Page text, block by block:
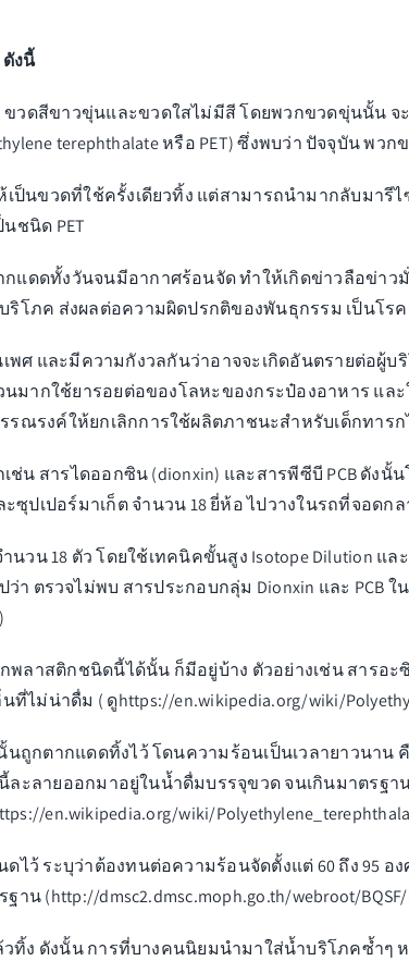
งนี้
ดสีขาวขุ่นและขวดใสไม่มีสี โดยพวกขวดขุ่นนั้น จ
terephthalate หรือ PET) ซึ่งพบว่า ปัจจุบัน พวก
ป็นขวดที่ใช้ครั้งเดียวทิ้ง แต่สามารถนำมากลับมารี
ชนิด PET
แดดทั้งวันจนมีอากาศร้อนจัด ทำให้เกิดข่าวลือข่
โภค ส่งผลต่อความผิดปรกติของพันธุกรรม เป็นโรค
พศ และมีความกังวลกันว่าอาจจะเกิดอันตรายต่อผู้
นมากใช้ยารอยต่อของโลหะของกระป๋องอาหาร แ
รณรงค์ให้ยกเลิกการใช้ผลิตภาชนะสำหรับเด็กทาร
ช่น สารไดออกซิน (dionxin) และสารพีซีบี PCB ดั
ปอร์มาเก็ต จํานวน 18 ยี่ห้อ ไปวางในรถที่จอดกล
วน 18 ตัว โดยใช้เทคนิคขั้นสูง Isotope Dilution แล
ว่า ตรวจไม่พบ สารประกอบกลุ่ม Dionxin และ PCB
)
พลาสติกชนิดนี้ได้นั้น ก็มีอยู่บ้าง ตัวอย่างเช่น สารอ
ที่ไม่น่าดื่ม ( ดูhttps://en.wikipedia.org/wiki/
กตากแดดทิ้งไว้ โดนความร้อนเป็นเวลายาวนาน
ละลายออกมาอยู่ในน้ำดื่มบรรจุขวด จนเกินมาตร
en.wikipedia.org/wiki/
ระบุว่าต้องทนต่อความร้อนจัดตั้งแต่ 60 ถึง 95 อง
ฐาน (http://dmsc2.dmsc.moph.go.th/webroot/
วทิ้ง ดังนั้น การที่บางคนนิยมนำมาใส่น้ำบริโภคซ้ำ